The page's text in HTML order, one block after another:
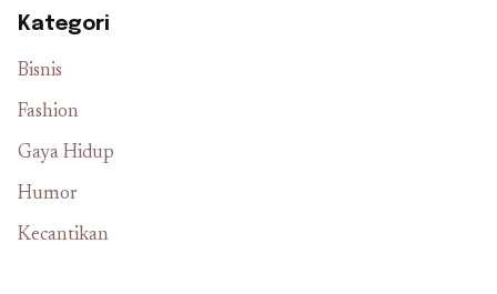
Kategori
Bisnis
Fashion
Gaya Hidup
Humor
Kecantikan